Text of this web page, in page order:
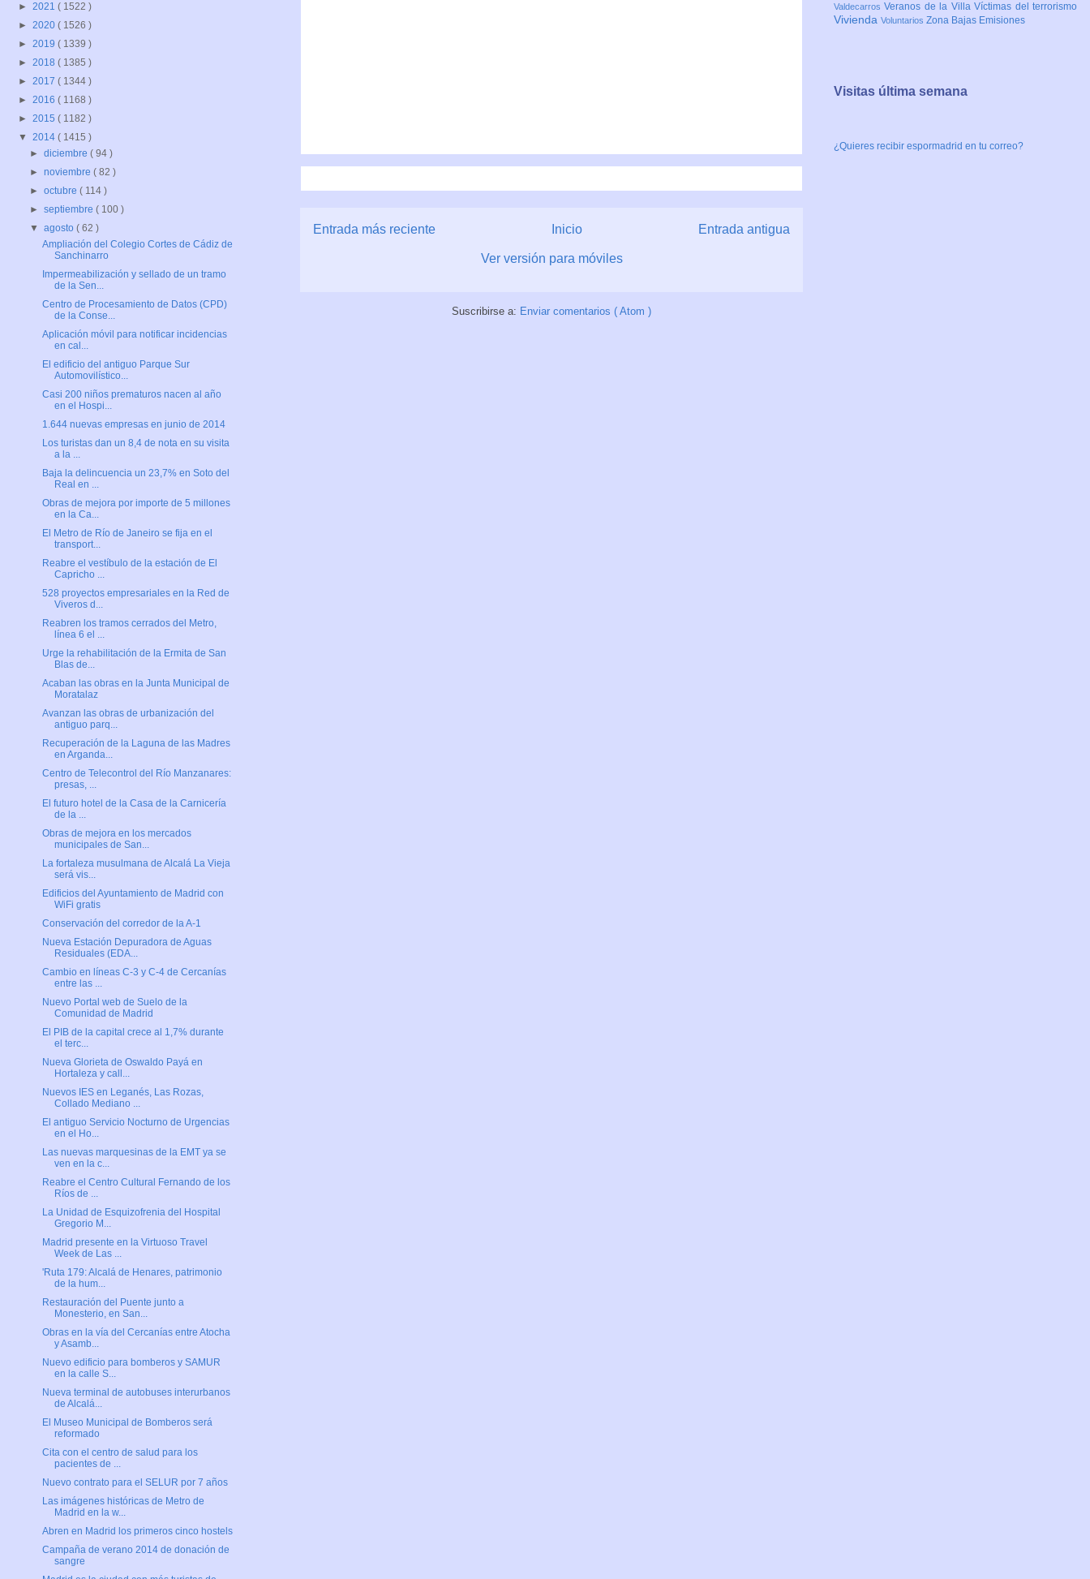
Entrada más reciente Entrada antigua
Inicio
Ver versión para móviles
Suscribirse a: Enviar comentarios ( Atom )
► 2021 ( 1522 )
► 2020 ( 1526 )
► 2019 ( 1339 )
► 2018 ( 1385 )
► 2017 ( 1344 )
► 2016 ( 1168 )
► 2015 ( 1182 )
▼ 2014 ( 1415 )
►diciembre( 94 )
►noviembre( 82 )
►octubre( 114 )
►septiembre( 100 )
▼agosto( 62 )
Ampliación del Colegio Cortes de Cádiz de
Sanchinarro
Impermeabilización y sellado de un tramo
de la Sen...
Centro de Procesamiento de Datos (CPD)
de la Conse...
Aplicación móvil para notificar incidencias
en cal...
El edificio del antiguo Parque Sur
Automovilístico...
Casi 200 niños prematuros nacen al año
en el Hospi...
1.644 nuevas empresas en junio de 2014
Los turistas dan un 8,4 de nota en su visita
a la ...
Baja la delincuencia un 23,7% en Soto del
Real en ...
Obras de mejora por importe de 5 millones
en la Ca...
El Metro de Río de Janeiro se fija en el
transport...
Reabre el vestíbulo de la estación de El
Capricho ...
528 proyectos empresariales en la Red de
Viveros d...
Reabren los tramos cerrados del Metro,
línea 6 el ...
Urge la rehabilitación de la Ermita de San
Blas de...
Acaban las obras en la Junta Municipal de
Moratalaz
Avanzan las obras de urbanización del
antiguo parq...
Recuperación de la Laguna de las Madres
en Arganda...
Centro de Telecontrol del Río Manzanares:
presas, ...
El futuro hotel de la Casa de la Carnicería
de la ...
Obras de mejora en los mercados
municipales de San...
La fortaleza musulmana de Alcalá La Vieja
será vis...
Edificios del Ayuntamiento de Madrid con
WiFi gratis
Conservación del corredor de la A-1
Nueva Estación Depuradora de Aguas
Residuales (EDA...
Cambio en líneas C-3 y C-4 de Cercanías
entre las ...
Nuevo Portal web de Suelo de la
Comunidad de Madrid
El PIB de la capital crece al 1,7% durante
el terc...
Nueva Glorieta de Oswaldo Payá en
Hortaleza y call...
Nuevos IES en Leganés, Las Rozas,
Collado Mediano ...
El antiguo Servicio Nocturno de Urgencias
en el Ho...
Las nuevas marquesinas de la EMT ya se
ven en la c...
Reabre el Centro Cultural Fernando de los
Ríos de ...
La Unidad de Esquizofrenia del Hospital
Gregorio M...
Madrid presente en la Virtuoso Travel
Week de Las ...
'Ruta 179: Alcalá de Henares, patrimonio
de la hum...
Restauración del Puente junto a
Monesterio, en San...
Obras en la vía del Cercanías entre Atocha
y Asamb...
Nuevo edificio para bomberos y SAMUR
en la calle S...
Nueva terminal de autobuses interurbanos
de Alcalá...
El Museo Municipal de Bomberos será
reformado
Cita con el centro de salud para los
pacientes de ...
Nuevo contrato para el SELUR por 7 años
Las imágenes históricas de Metro de
Madrid en la w...
Abren en Madrid los primeros cinco hostels
Campaña de verano 2014 de donación de
sangre
ValdecarrosVeranos de la VillaVíctimas del terrorismo
Vivienda Voluntarios Zona Bajas Emisiones
Visitas última semana
¿Quieres recibir espormadrid en tu correo?